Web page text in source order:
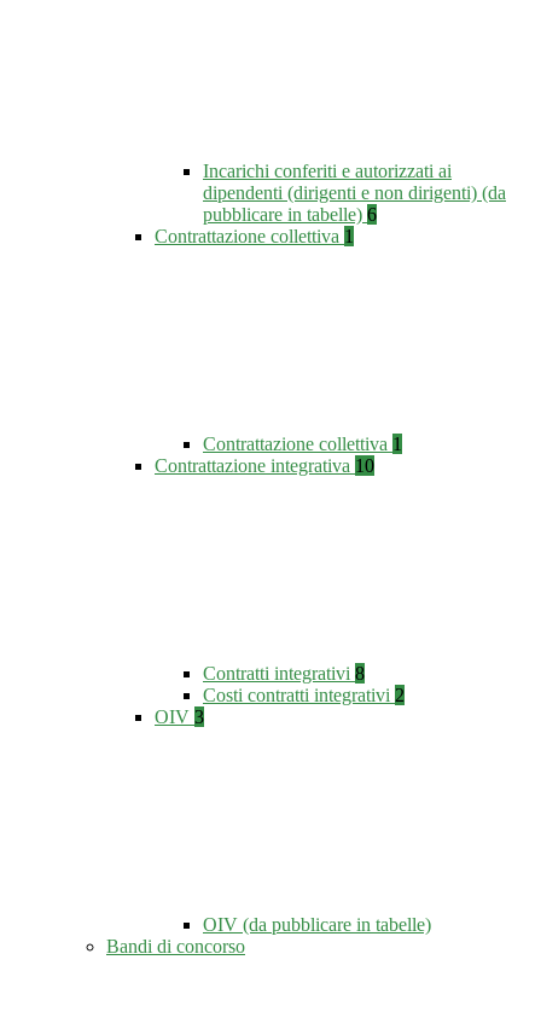
Incarichi conferiti e autorizzati ai
dipendenti (dirigenti e non dirigenti) (da
pubblicare in tabelle) 6
Contrattazione collettiva 1
Contrattazione collettiva 1
Contrattazione integrativa 10
Contratti integrativi 8
Costi contratti integrativi 2
OIV 3
OIV (da pubblicare in tabelle)
Bandi di concorso